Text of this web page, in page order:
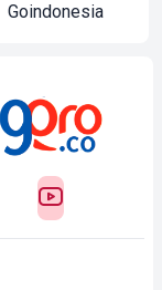
Goindonesia